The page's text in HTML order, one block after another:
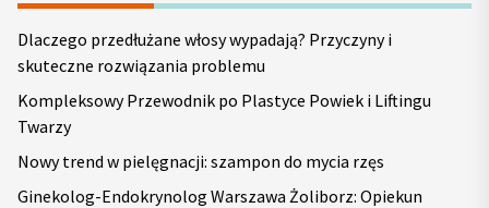
j
:Dlaczego przedłużane włosy wypadają? Przyczyny i
skuteczne rozwiązania problemu
Kompleksowy Przewodnik po Plastyce Powiek i Liftingu
Twarzy
Nowy trend w pielęgnacji: szampon do mycia rzęs
Ginekolog-Endokrynolog Warszawa Żoliborz: Opiekun